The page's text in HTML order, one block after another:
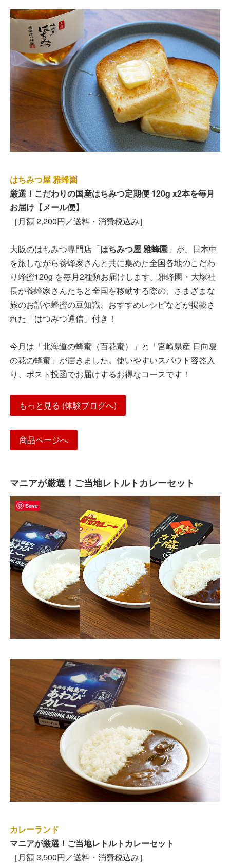
はちみつ屋 雅蜂園
厳選！こだわりの国産はちみつ定期便 120g x2本を毎月
お届け【メール便】
［月額 2,200円／送料・消費税込み］
大阪のはちみつ専門店「はちみつ屋 雅蜂園 」が、日本中
を旅しながら養蜂家さんと共に集めた全国各地のこだわ
り蜂蜜120g を毎月2種類お届けします。雅蜂園・大塚社
長が養蜂家さんたちと全国を移動する際の、さまざまな
旅のお話や蜂蜜の豆知識、おすすめレシピなどが掲載さ
れた「はつみつ通信」付き！
今月は「北海道の蜂蜜（百花蜜）」と「宮崎県産 日向夏
の花の蜂蜜」が届きました。使いやすいスパウト容器入
り、ポスト投函でお届けするお得なコースです！
もっと見る (体験ブログへ)
商品ページへ
マニアが厳選！ご当地レトルトカレーセット
カレーランド
マニアが厳選！ご当地レトルトカレーセット
［月額 3,500円／送料・消費税込み］
Save